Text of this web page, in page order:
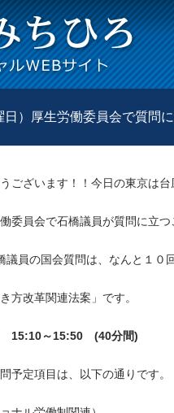
日）厚生労働委員会で質問
ございます！！今日の東京は
委員会で石橋議員が質問に立つ
議員の国会質問は、なんと１０
方改革関連法案」です。
15:10～15:50 (40分間)
予定項目は、以下の通りです。